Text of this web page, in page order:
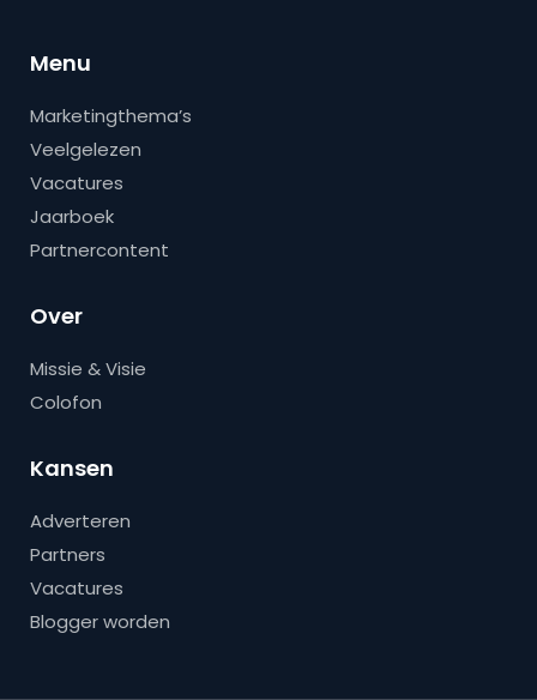
Menu
Marketingthema’s
Veelgelezen
Vacatures
Jaarboek
Partnercontent
Over
Missie & Visie
Colofon
Kansen
Adverteren
Partners
Vacatures
Blogger worden